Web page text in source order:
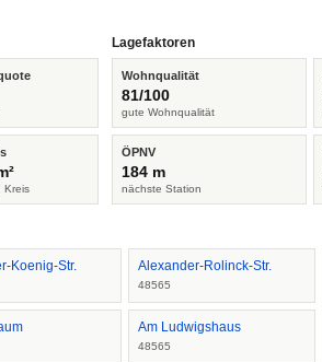
Kreis
Lagefaktoren
Wohnqualität
81/100
gute Wohnqualität
ÖPNV
184 m
nächste Station
Koenig-Str. Alexander-Rolinck-Str.
48565
Am Ludwigshaus
48565